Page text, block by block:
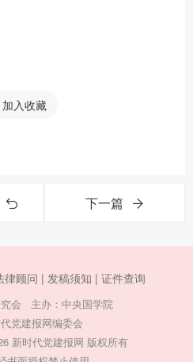
加入收藏
下一篇
律顾问 | 发稿须知 | 证件查询
会 主办：中央国学院
党建报网编委会
新时代党建报网 版权所有